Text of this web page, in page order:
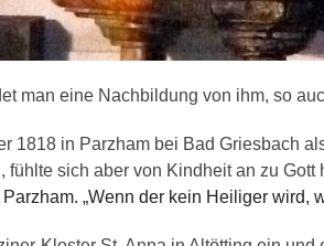
man eine Nachbildung von ihm, so
1818 in Parzham bei Bad Griesbach
fühlte sich aber von Kindheit an zu Gott
„Wenn der kein Heiliger wird,